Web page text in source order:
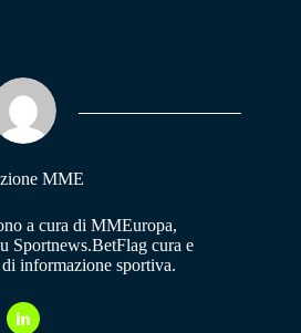
MME
a cura di MMEuropa,
Sportnews.BetFlag cura e
informazione sportiva.